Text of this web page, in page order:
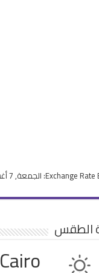
Exchange Rate: الجمعة, 7 أغسطس.
الطقس
Cairo